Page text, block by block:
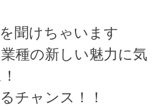
聞けちゃいます
種の新しい魅力に気
チャンス！！